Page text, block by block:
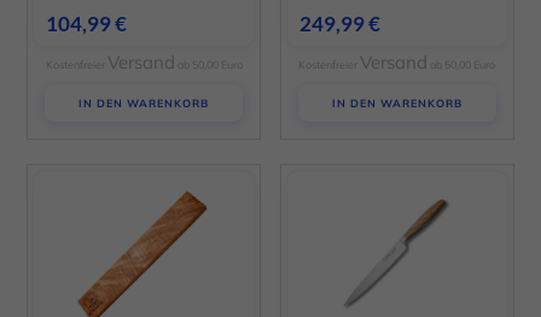
sortiertes Olivenholz
104,99€
Kostenfreier Versand ab 50,00 Euro
IN DEN WARENKORB
Pflaumenholz:
Kochmesser,
Brotmesser, Santoku
249,99€
Kostenfreier Versand ab 50,00 Euro
IN DEN WARENKORB